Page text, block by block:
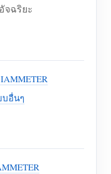
จฉริยะ
บอื่นๆ